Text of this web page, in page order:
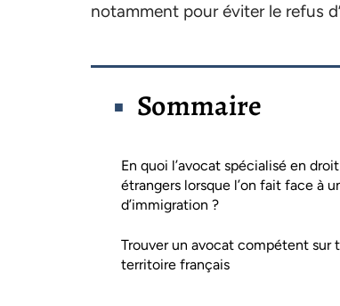
notamment pour éviter le refus
Sommaire
En quoi l’avocat spécialisé en
étrangers lorsque l’on fait face à
d’immigration ?
Trouver un avocat compétent sur
territoire français